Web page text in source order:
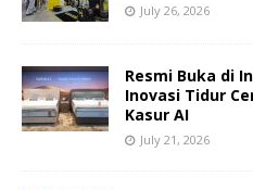
July 26, 2026
Resmi Buka di
Inovasi Tidur
Kasur AI
July 21, 2026